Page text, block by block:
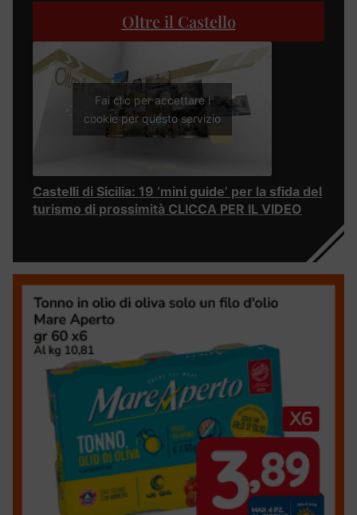
Oltre il Castello
Fai clic per accettare i
cookie per questo servizio
Castelli di Sicilia: 19 ‘mini guide’ per la sfida del
turismo di prossimità CLICCA PER IL VIDEO